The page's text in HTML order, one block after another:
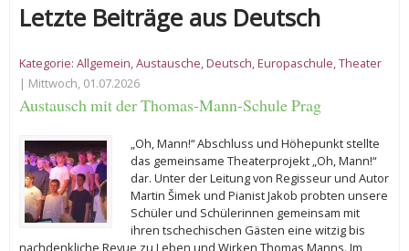
Letzte Beiträge aus Deutsch
Kategorie: Allgemein,Austausche,Deutsch,Europaschule,Theater
| Mittwoch, 01.07.2026
Austausch mit der Thomas-Mann-Schule Prag
„Oh, Mann!“ Abschluss und Höhepunkt stellte
das gemeinsame Theaterprojekt „Oh, Mann!“
dar. Unter der Leitung von Regisseur und Autor
Martin Šimek und Pianist Jakob probten unsere
Schüler und Schülerinnen gemeinsam mit
ihren tschechischen Gästen eine witzig bis
nachdenkliche Revue zu Leben und Wirken Thomas Manns. Im